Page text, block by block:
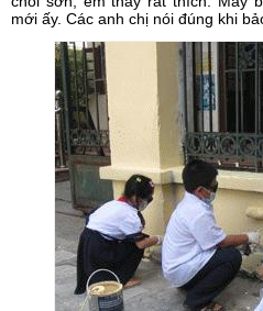
mới ấy. Các anh chị nói đúng khi